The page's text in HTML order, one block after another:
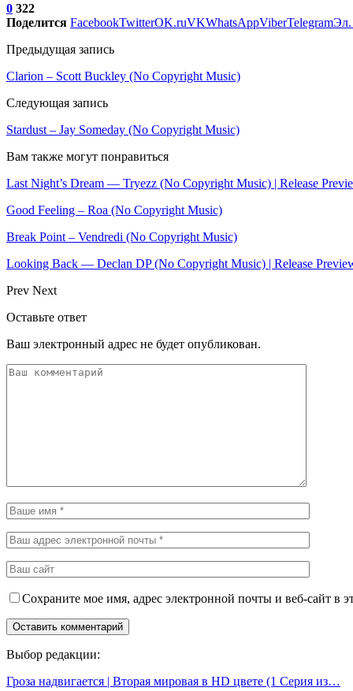
0 322
Поделится FacebookTwitterOK.ruVKWhatsAppViberTelegramЭл.
Предыдущая запись
Clarion – Scott Buckley (No Copyright Music)
Следующая запись
Stardust – Jay Someday (No Copyright Music)
Вам также могут понравиться
Last Night’s Dream — Tryezz (No Copyright Music) | Release
Good Feeling – Roa (No Copyright Music)
Break Point – Vendredi (No Copyright Music)
Looking Back — Declan DP (No Copyright Music) | Release
Prev Next
Оставьте ответ
Ваш электронный адрес не будет опубликован.
Сохраните мое имя, адрес электронной почты и веб-сайт в
Выбор редакции:
Гроза надвигается | Вторая мировая в HD цвете (1 Серия из…